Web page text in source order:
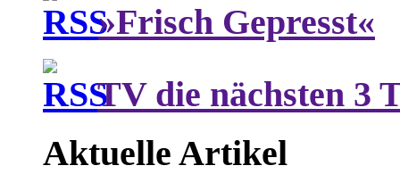
»Frisch Gepresst«
TV die nächsten 3
Aktuelle Artikel